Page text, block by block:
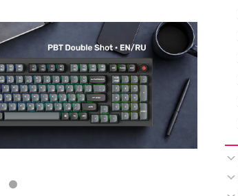
мониторы Oceanview.